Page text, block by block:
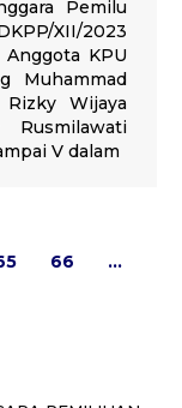
Pemilu
XII/2023
Anggota KPU
Muhammad
Wijaya
V dalam
66
…